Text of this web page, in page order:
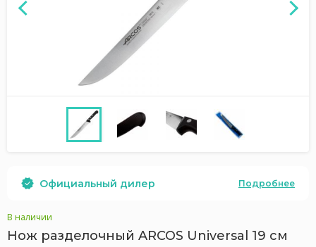
Официальный дилер Подробнее
В наличии
Нож разделочный ARCOS Universal 19 см